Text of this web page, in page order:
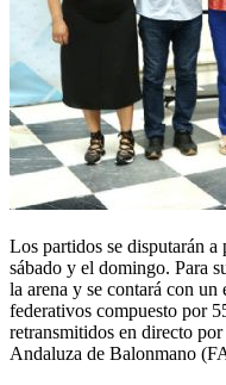
Los partidos se disputarán a
sábado y el domingo. Para
la arena y se contará con
federativos compuesto por
retransmitidos en directo
Andaluza de Balonmano